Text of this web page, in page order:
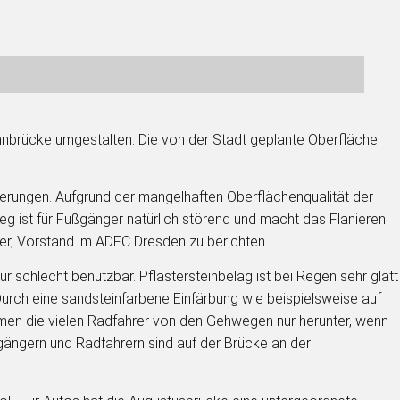
umgestalten. Die von der Stadt geplante Oberfläche
Aufgrund der mangelhaften Oberflächenqualität der
ist für Fußgänger natürlich störend und macht das Flanieren
Vorstand im ADFC Dresden zu berichten.
schlecht benutzbar. Pflastersteinbelag ist bei Regen sehr glatt
eine sandsteinfarbene Einfärbung wie beispielsweise auf
die vielen Radfahrer von den Gehwegen nur herunter, wenn
und Radfahrern sind auf der Brücke an der